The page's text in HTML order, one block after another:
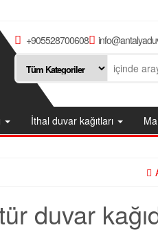
+905528700608
İthal duvar kağıtları
duvar